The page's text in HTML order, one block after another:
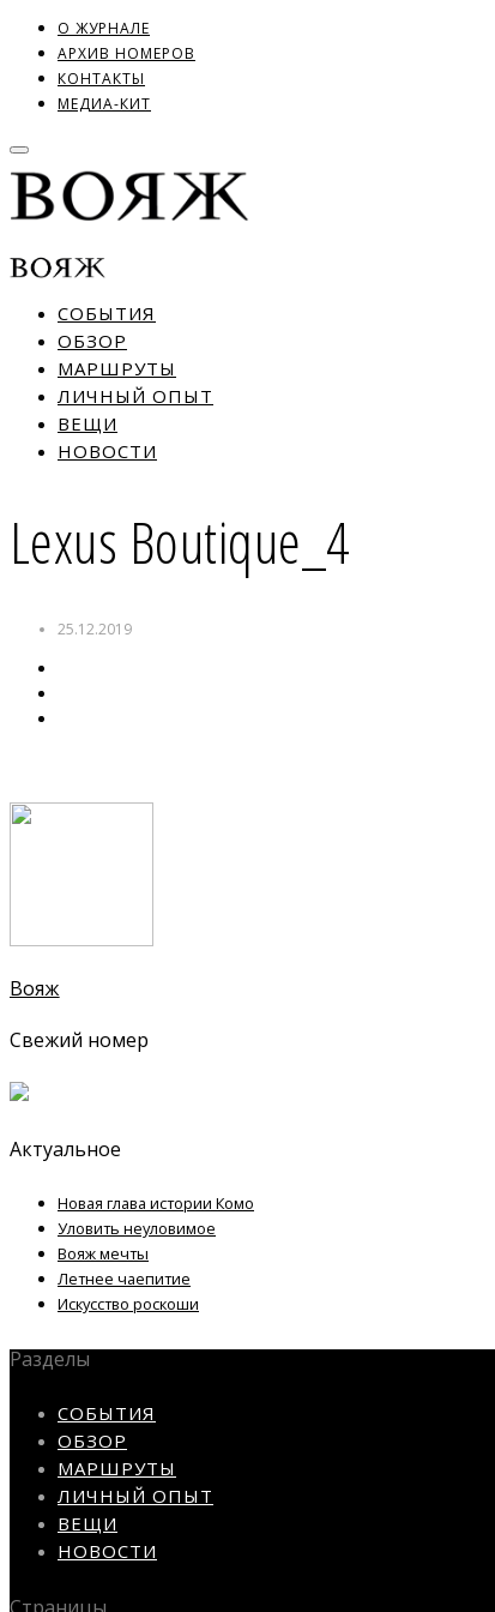
О ЖУРНАЛЕ
АРХИВ НОМЕРОВ
КОНТАКТЫ
МЕДИА-КИТ
СОБЫТИЯ
ОБЗОР
МАРШРУТЫ
ЛИЧНЫЙ ОПЫТ
ВЕЩИ
НОВОСТИ
Lexus Boutique_4
25.12.2019
Вояж
Свежий номер
Актуальное
Новая глава истории Комо
Уловить неуловимое
Вояж мечты
Летнее чаепитие
Искусство роскоши
Разделы
СОБЫТИЯ
ОБЗОР
МАРШРУТЫ
ЛИЧНЫЙ ОПЫТ
ВЕЩИ
НОВОСТИ